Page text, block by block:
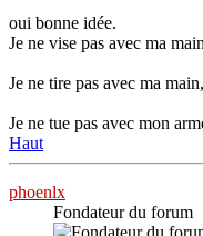
oui bonne idée.
Je ne vise pas avec ma
Je ne tire pas avec ma
Je ne tue pas avec mon
Haut
phoenlx
Fondateur du forum